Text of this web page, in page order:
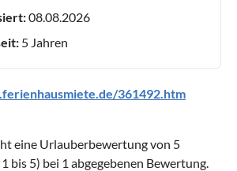
08.08.2026
5 Jahren
361492.htm
eine Urlauberbewertung von 5
1 bis 5) bei 1 abgegebenen Bewertung.